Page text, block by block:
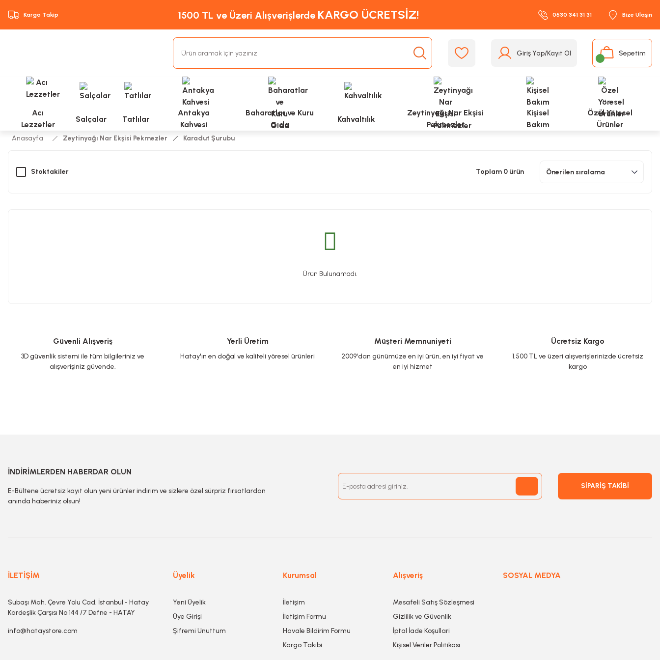
Kargo Takip 1500 TL ve Üzeri Alışverişlerde KARGO ÜCRETSİZ! 0530 341 31 31 Bize Ulaşın
Giriş Yap/Kayıt Ol Sepetim
Acı
Lezzetler
Salçalar Tatlılar
Antakya
Kahvesi
Baharatlar ve Kuru
Gıda
Kahvaltılık
Zeytinyağı Nar Ekşisi
Pekmezler
Kişisel
Bakım
Özel Yöresel
Ürünler
Anasayfa Zeytinyağı Nar Ekşisi Pekmezler Karadut Şurubu
Stoktakiler Toplam 0 ürün
Ürün Bulunamadı.
Güvenli Alışveriş
3D güvenlik sistemi ile tüm bilgileriniz ve
alışverişiniz güvende.
Yerli Üretim
Hatay'ın en doğal ve kaliteli yöresel ürünleri
Müşteri Memnuniyeti
2009'dan günümüze en iyi ürün, en iyi fiyat ve
en iyi hizmet
Ücretsiz Kargo
1.500 TL ve üzeri alışverişlerinizde ücretsiz
kargo
İNDİRİMLERDEN HABERDAR OLUN
E-Bültene ücretsiz kayıt olun yeni ürünler indirim ve sizlere özel sürpriz fırsatlardan
anında haberiniz olsun!
SİPARİŞ TAKİBİ
İLETİŞİM
Subaşı Mah. Çevre Yolu Cad. İstanbul - Hatay
Kardeşlik Çarşısı No 144 /7 Defne - HATAY
info@hataystore.com
Üyelik
Yeni Üyelik
Üye Girişi
Şifremi Unuttum
Kurumsal
İletişim
İletişim Formu
Havale Bildirim Formu
Kargo Takibi
Alışveriş
Mesafeli Satış Sözleşmesi
Gizlilik ve Güvenlik
İptal İade Koşullari
Kişisel Veriler Politikası
SOSYAL MEDYA